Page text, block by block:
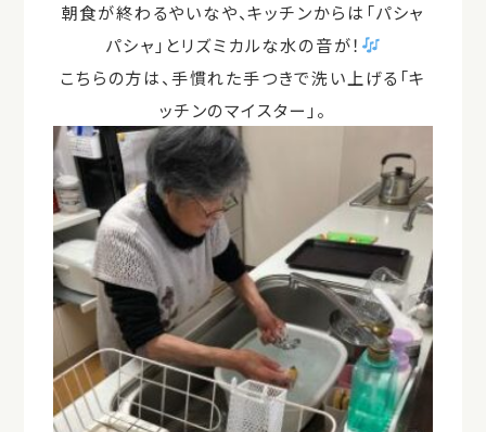
朝食が終わるやいなや、キッチンからは「パシャ
パシャ」とリズミカルな水の音が！
こちらの方は、手慣れた手つきで洗い上げる「キ
ッチンのマイスター」。